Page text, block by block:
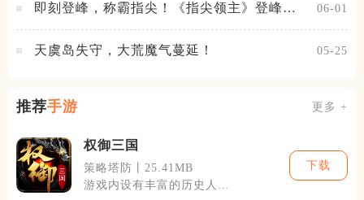
即刻登峰，称霸指尖！《指尖领主》登峰测
06-01
天虞岛失守，大荒魔气蔓延！ 05-25
推荐手游 更多 +
权御三国
策略塔防丨25.41MB
游戏内设有丰富的历史人
下载